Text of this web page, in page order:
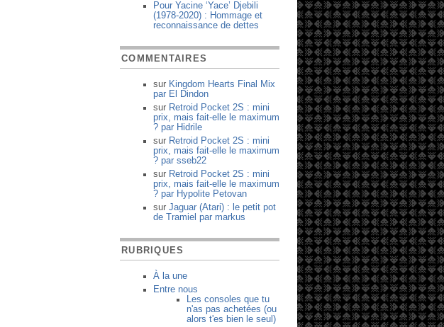
Pour Yacine ‘Yace’ Djebili
(1978-2020) : Hommage et
reconnaissance de dettes
COMMENTAIRES
sur Kingdom Hearts Final Mix
par El Dindon
sur Retroid Pocket 2S : mini
prix, mais fait-elle le maximum
? par Hidrile
sur Retroid Pocket 2S : mini
prix, mais fait-elle le maximum
? par sseb22
sur Retroid Pocket 2S : mini
prix, mais fait-elle le maximum
? par Hypolite Petovan
sur Jaguar (Atari) : le petit pot
de Tramiel par markus
RUBRIQUES
À la une
Entre nous
Les consoles que tu
n'as pas achetées (ou
alors t'es bien le seul)